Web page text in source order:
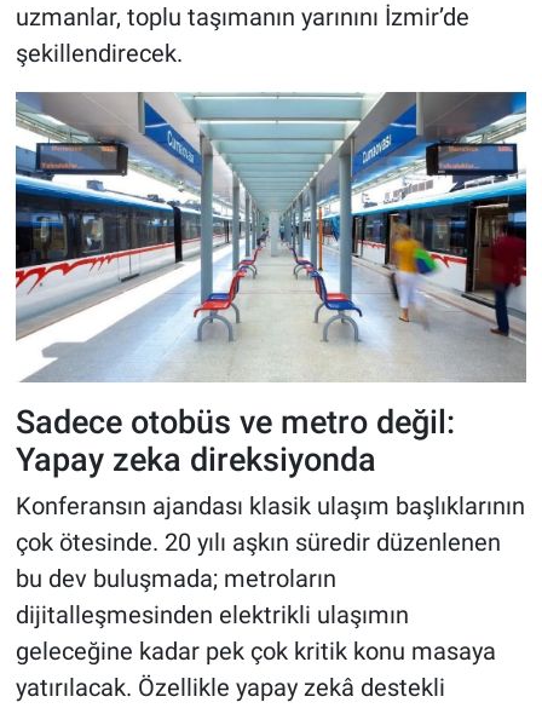
uzmanlar, toplu taşımanın yarınını İzmir’de
şekillendirecek.
Sadece otobüs ve metro değil:
Yapay zeka direksiyonda
Konferansın ajandası klasik ulaşım başlıklarının
çok ötesinde. 20 yılı aşkın süredir düzenlenen
bu dev buluşmada; metroların
dijitalleşmesinden elektrikli ulaşımın
geleceğine kadar pek çok kritik konu masaya
yatırılacak. Özellikle yapay zekâ destekli